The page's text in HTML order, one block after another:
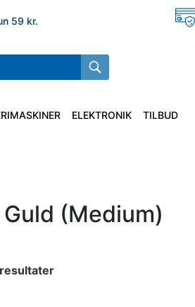
59 kr.
ELEKTRONIK TILBUD
(Medium)